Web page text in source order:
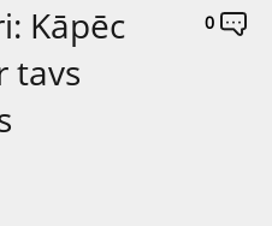
Kāpēc
tavs
0